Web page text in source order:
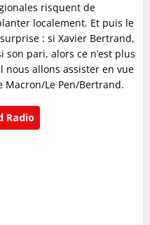
risquent de
localement. Et puis le
: si Xavier Bertrand,
son pari, alors ce n’est plus
nous allons assister en vue
Le Pen/Bertrand.
Radio